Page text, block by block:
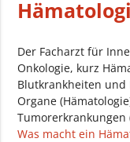
Der Facharzt für
Onkologie, kurz
Blutkrankheiten
Organe
Tumorerkrankungen
Was macht ein